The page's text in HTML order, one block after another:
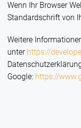
Wenn Ihr Browser
Standardschrift von
Weitere
unter https://
Google: https://